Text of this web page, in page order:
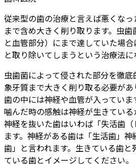
従来型の歯の治療と言えば悪くな
まで含め大きく削り取ります。虫
と血管部分）にまで達していた場
と取り除いてしまうという治療法に
虫歯菌によって侵された部分を徹
象牙質まで大きく削り取る必要があ
歯の中には神経や血管が入っていま
噛んだ時の感触は神経が生きている
神経を抜いた歯はいわば「失活歯
ます。神経がある歯は「生活歯」
歯」と言われます。生きている歯と
ている歯とイメージしてください。